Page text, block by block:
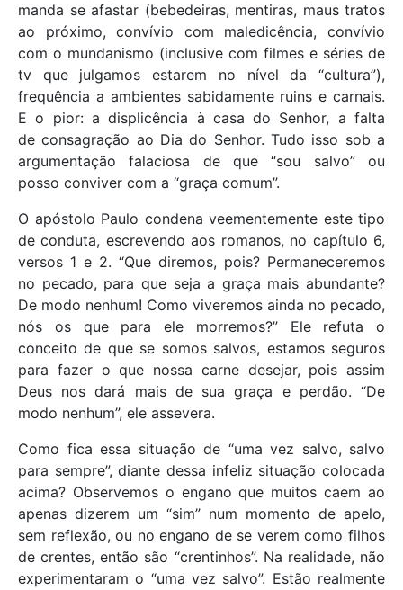
manda se afastar (bebedeiras, mentiras, maus tratos
ao próximo, convívio com maledicência, convívio
com o mundanismo (inclusive com filmes e séries de
tv que julgamos estarem no nível da “cultura”),
frequência a ambientes sabidamente ruins e carnais.
E o pior: a displicência à casa do Senhor, a falta
de consagração ao Dia do Senhor. Tudo isso sob a
argumentação falaciosa de que “sou salvo” ou
posso conviver com a “graça comum”.
O apóstolo Paulo condena veementemente este tipo
de conduta, escrevendo aos romanos, no capítulo 6,
versos 1 e 2. “Que diremos, pois? Permaneceremos
no pecado, para que seja a graça mais abundante?
De modo nenhum! Como viveremos ainda no pecado,
nós os que para ele morremos?” Ele refuta o
conceito de que se somos salvos, estamos seguros
para fazer o que nossa carne desejar, pois assim
Deus nos dará mais de sua graça e perdão. “De
modo nenhum”, ele assevera.
Como fica essa situação de “uma vez salvo, salvo
para sempre”, diante dessa infeliz situação colocada
acima? Observemos o engano que muitos caem ao
apenas dizerem um “sim” num momento de apelo,
sem reflexão, ou no engano de se verem como filhos
de crentes, então são “crentinhos”. Na realidade, não
experimentaram o “uma vez salvo”. Estão realmente